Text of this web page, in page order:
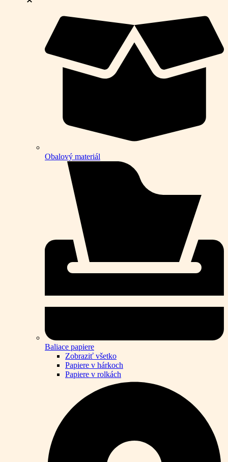
Obalový materiál
Baliace papiere
Zobraziť všetko
Papiere v hárkoch
Papiere v rolkách